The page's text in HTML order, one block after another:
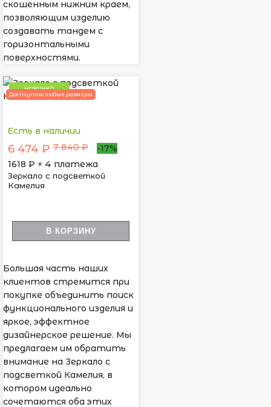
скошенным нижним краем,
позволяющим изделию
создавать тандем с
горизонтальными
поверхностями.
НОВИНКА
Доступны любые размеры
Есть в наличии
6 474 ₽ 7 840 ₽
-17%
1618 ₽ × 4 платежа
Зеркало с подсветкой
Камелия
В КОРЗИНУ
Большая часть наших
клиентов стремится при
покупке объединить поиск
функционального изделия и
яркое, эффектное
дизайнерское решение. Мы
предлагаем им обратить
внимание на Зеркало с
подсветкой Камелия, в
котором идеально
сочетаются оба этих